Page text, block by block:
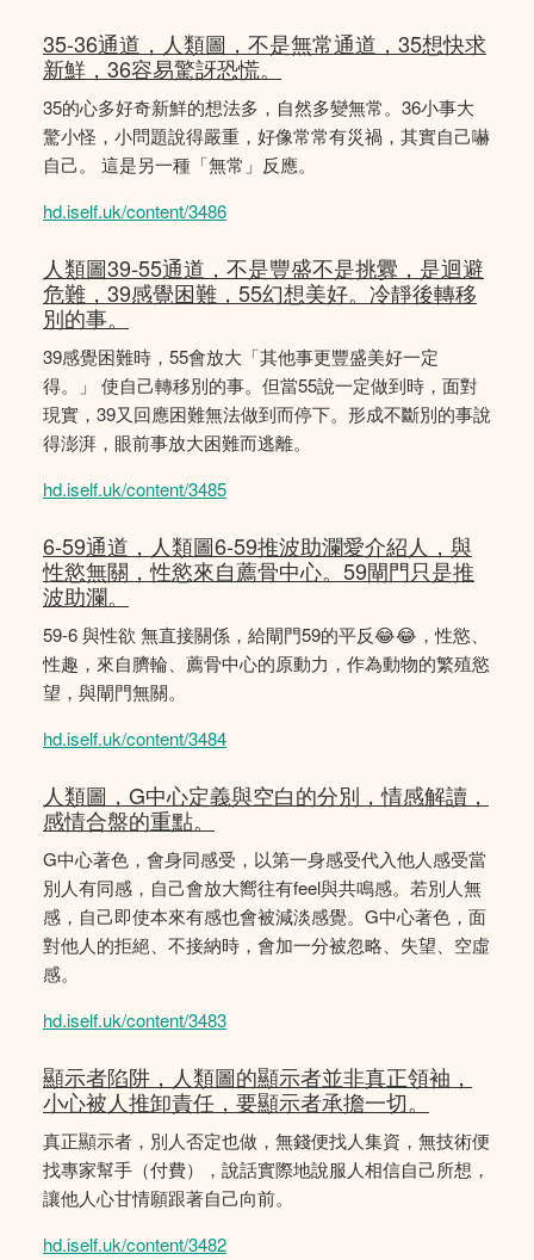
35-36通道，人類圖，不是無常通道，35想快求
新鮮，36容易驚訝恐慌。
35的心多好奇新鮮的想法多，自然多變無常。36小事大
驚小怪，小問題說得嚴重，好像常常有災禍，其實自己嚇
自己。 這是另一種「無常」反應。
hd.iself.uk/content/3486
人類圖39-55通道，不是豐盛不是挑釁，是迴避
危難，39感覺困難，55幻想美好。冷靜後轉移
別的事。
39感覺困難時，55會放大「其他事更豐盛美好一定
得。」 使自己轉移別的事。但當55說一定做到時，面對
現實，39又回應困難無法做到而停下。形成不斷別的事說
得澎湃，眼前事放大困難而逃離。
hd.iself.uk/content/3485
6-59通道，人類圖6-59推波助瀾愛介紹人，與
性慾無關，性慾來自薦骨中心。59閘門只是推
波助瀾。
59-6 與性欲 無直接關係，給閘門59的平反😂😂，性慾、
性趣，來自臍輪、薦骨中心的原動力，作為動物的繁殖慾
望，與閘門無關。
hd.iself.uk/content/3484
人類圖，G中心定義與空白的分別，情感解讀，
感情合盤的重點。
G中心著色，會身同感受，以第一身感受代入他人感受當
別人有同感，自己會放大嚮往有feel與共鳴感。若別人無
感，自己即使本來有感也會被減淡感覺。G中心著色，面
對他人的拒絕、不接納時，會加一分被忽略、失望、空虛
感。
hd.iself.uk/content/3483
顯示者陷阱，人類圖的顯示者並非真正領袖，
小心被人推卸責任，要顯示者承擔一切。
真正顯示者，別人否定也做，無錢便找人集資，無技術便
找專家幫手（付費），說話實際地說服人相信自己所想，
讓他人心甘情願跟著自己向前。
hd.iself.uk/content/3482